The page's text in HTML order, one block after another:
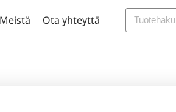
Meistä Ota yhteyttä